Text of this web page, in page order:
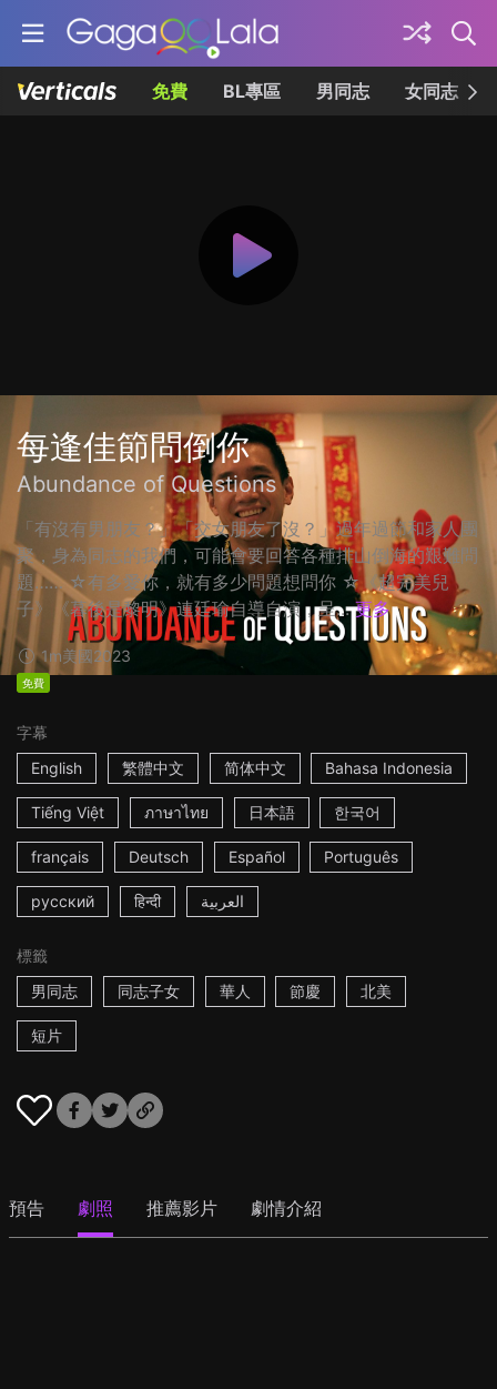
免費 BL專區 男同志 女同志
每逢佳節問倒你
Abundance of Questions
「有沒有男朋友？」「交女朋友了沒？」過年過節和家人團
聚，身為同志的我們，可能會要回答各種排山倒海的艱難問
題…… ☆有多愛你，就有多少問題想問你 ☆《超完美兒
子》《暮後是黎明》連廷瑜自導自演，呈... 更多
1m美國2023
免費
字幕
English
繁體中文 简体中文 Bahasa Indonesia
Tiếng Việt ภาษาไทย 日本語 한국어
français Deutsch Español Português
русский हिन्दी العربية
標籤
男同志
同志子女 華人 節慶 北美
短片
預告 劇照 推薦影片 劇情介紹